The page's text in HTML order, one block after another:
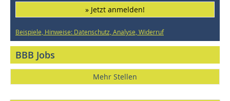
» Jetzt anmelden!
Beispiele, Hinweise: Datenschutz, Analyse, Widerruf
BBB Jobs
Mehr Stellen